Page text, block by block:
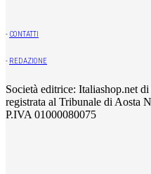
- CONTATTI
- REDAZIONE
Società editrice: Italiashop.net
registrata al Tribunale di Aosta
P.IVA 01000080075